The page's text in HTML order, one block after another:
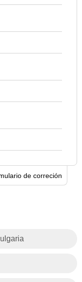
de correción